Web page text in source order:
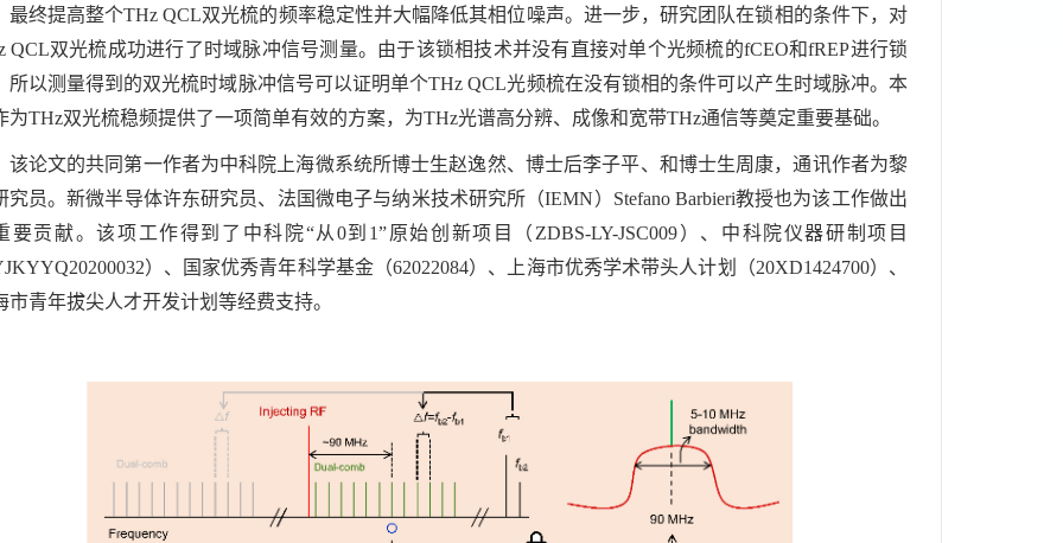
最终提高整个THz QCL双光梳的频率稳定性并大幅降低其相位噪声。进一步，研究团队在锁相的条件下，对
QCL双光梳成功进行了时域脉冲信号测量。由于该锁相技术并没有直接对单个光频梳的fCEO和fREP进行锁
所以测量得到的双光梳时域脉冲信号可以证明单个THz QCL光频梳在没有锁相的条件可以产生时域脉冲。本
为THz双光梳稳频提供了一项简单有效的方案，为THz光谱高分辨、成像和宽带THz通信等奠定重要基础。
文的共同第一作者为中科院上海微系统所博士生赵逸然、博士后李子平、和博士生周康，通讯作者为黎
究员。新微半导体许东研究员、法国微电子与纳米技术研究所（IEMN）Stefano Barbieri教授也为该工作做出
要贡献。该项工作得到了中科院“从0到1”原始创新项目（ZDBS-LY-JSC009）、中科院仪器研制项目
）、国家优秀青年科学基金（62022084）、上海市优秀学术带头人计划（20XD1424700）、
市青年拔尖人才开发计划等经费支持。